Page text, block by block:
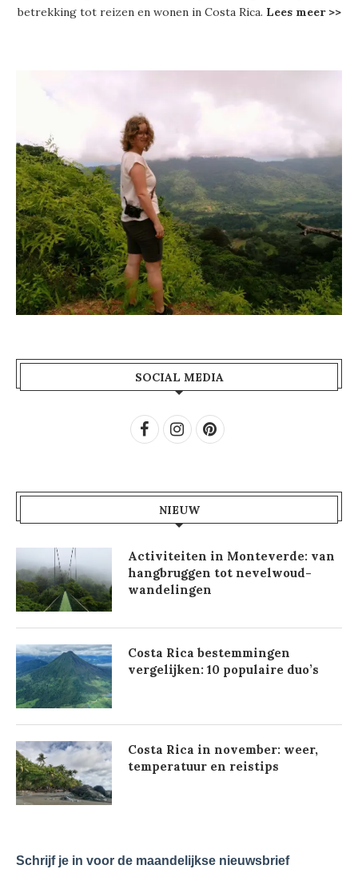
betrekking tot reizen en wonen in Costa Rica. Lees meer >>
SOCIAL MEDIA
NIEUW
Activiteiten in Monteverde: van
hangbruggen tot nevelwoud-
wandelingen
Costa Rica bestemmingen
vergelijken: 10 populaire duo’s
Costa Rica in november: weer,
temperatuur en reistips